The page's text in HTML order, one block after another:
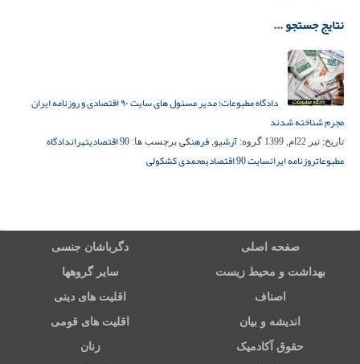
نتایج جستجو ...
دادگاه مطبوعات؛ مدیر مسئول های سایت ۹۰ اقتصادی و روزنامه ایران
مجرم شناخته شدند
تاریخ: تیر 22ام, 1399 گروه: آرشیو, فرهنگی برچسب ها: 90 اقتصادی تهراندادگاه
مطبوعاتروزنامه ایرانسایت 90 اقتصادی محمدی کشکولی
صفحه اصلی دگرباشان جنسی
بهداشت و محیط زیست سایر گروهها
اصناف اقلیت های دینی
اندیشه و بیان اقلیت های قومی
حقوق آکادمیک زنان